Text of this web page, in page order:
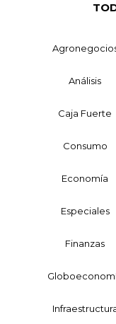
Análisis
Caja Fuerte
Consumo
Economía
Especiales
Finanzas